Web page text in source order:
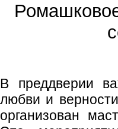
В преддверии
любви и
организован